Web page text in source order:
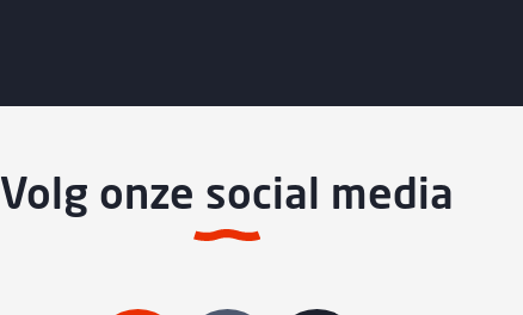
Volg onze social media